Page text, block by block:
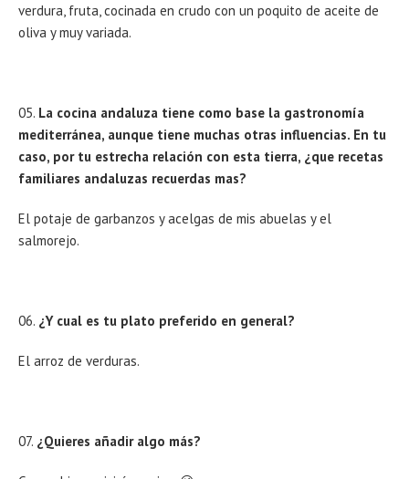
verdura, fruta, cocinada en crudo con un poquito de aceite de
oliva y muy variada.
La cocina andaluza tiene como base la gastronomía
mediterránea, aunque tiene muchas otras influencias. En tu
caso, por tu estrecha relación con esta tierra, ¿que recetas
familiares andaluzas recuerdas mas?
El potaje de garbanzos y acelgas de mis abuelas y el
salmorejo.
¿Y cual es tu plato preferido en general?
El arroz de verduras.
¿Quieres añadir algo más?